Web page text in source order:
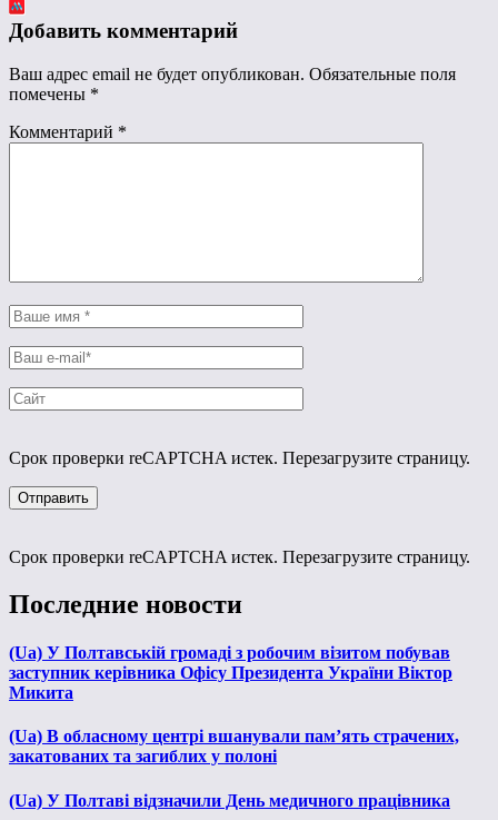
Добавить комментарий
Ваш адрес email не будет опубликован. Обязательные поля
помечены *
Комментарий *
Срок проверки reCAPTCHA истек. Перезагрузите страницу.
Срок проверки reCAPTCHA истек. Перезагрузите страницу.
Последние новости
(Ua) У Полтавській громаді з робочим візитом побував
заступник керівника Офісу Президента України Віктор
Микита
(Ua) В обласному центрі вшанували пам’ять страчених,
закатованих та загиблих у полоні
(Ua) У Полтаві відзначили День медичного працівника